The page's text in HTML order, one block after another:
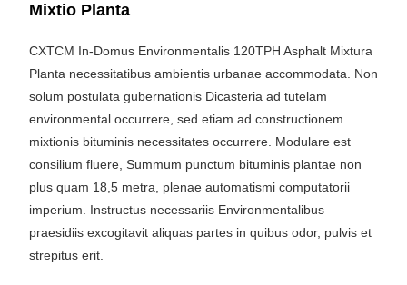
Mixtio Planta
CXTCM In-Domus Environmentalis 120TPH Asphalt Mixtura
Planta necessitatibus ambientis urbanae accommodata. Non
solum postulata gubernationis Dicasteria ad tutelam
environmental occurrere, sed etiam ad constructionem
mixtionis bituminis necessitates occurrere. Modulare est
consilium fluere, Summum punctum bituminis plantae non
plus quam 18,5 metra, plenae automatismi computatorii
imperium. Instructus necessariis Environmentalibus
praesidiis excogitavit aliquas partes in quibus odor, pulvis et
strepitus erit.